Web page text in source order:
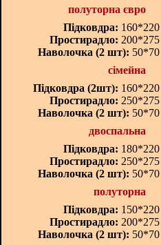
полуторна євро
Підковдра: 160*220
Простирадло: 200*275
Наволочка (2 шт): 50*70
сімейна
Підковдра (2шт): 160*220
Простирадло: 250*275
Наволочка (2 шт): 50*70
двоспальна
Підковдра: 180*220
Простирадло: 250*275
Наволочка (2 шт): 50*70
полуторна
Підковдра: 150*220
Простирадло: 200*275
Наволочка (2 шт): 50*70